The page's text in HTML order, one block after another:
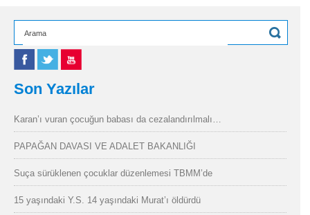
Son Yazılar
Karan’ı vuran çocuğun babası da cezalandırılmalı…
PAPAĞAN DAVASI VE ADALET BAKANLIĞI
Suça sürüklenen çocuklar düzenlemesi TBMM’de
15 yaşındaki Y.S. 14 yaşındaki Murat’ı öldürdü